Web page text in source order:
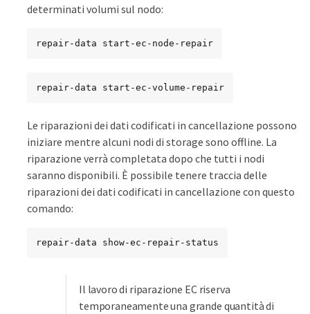
determinati volumi sul nodo:
repair-data start-ec-node-repair
repair-data start-ec-volume-repair
Le riparazioni dei dati codificati in cancellazione possono
iniziare mentre alcuni nodi di storage sono offline. La
riparazione verrà completata dopo che tutti i nodi
saranno disponibili. È possibile tenere traccia delle
riparazioni dei dati codificati in cancellazione con questo
comando:
repair-data show-ec-repair-status
Il lavoro di riparazione EC riserva
temporaneamente una grande quantità di